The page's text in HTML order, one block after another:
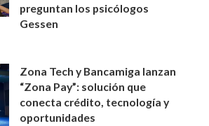
preguntan los psicólogos
Gessen
Zona Tech y Bancamiga lanzan
“Zona Pay”: solución que
conecta crédito, tecnología y
oportunidades